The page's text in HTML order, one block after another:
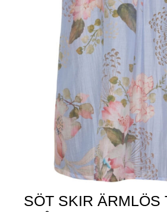
SÖT SKIR ÄRMLÖS